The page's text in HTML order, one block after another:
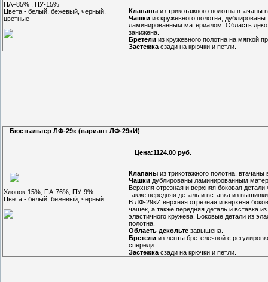
ПА–85% , ПУ-15%
Цвета - белый, бежевый, черный,
цветные
Клапаны из трикотажного полотна втачаны
Чашки из кружевного полотна, дублированы
ламинированным материалом. Область
занижена.
Бретели из кружевного полотна на мягкой
Застежка сзади на крючки и петли.
Бюстгальтер ЛФ-29к (вариант ЛФ-29кИ)
Хлопок-15%, ПА-76%, ПУ-9%
Цвета - белый, бежевый, черный
Цена:1124.00 руб.
Клапаны из трикотажного полотна, втачаны
Чашки дублированы ламинированным
Верхняя отрезная и верхняя боковая детали
также передняя деталь и вставка из
В ЛФ-29кИ верхняя отрезная и верхняя
чашек, а также передняя деталь и вставка из
эластичного кружева. Боковые детали из
полотна.
Область декольте завышена.
Бретели из ленты бретелечной с
спереди.
Застежка сзади на крючки и петли.